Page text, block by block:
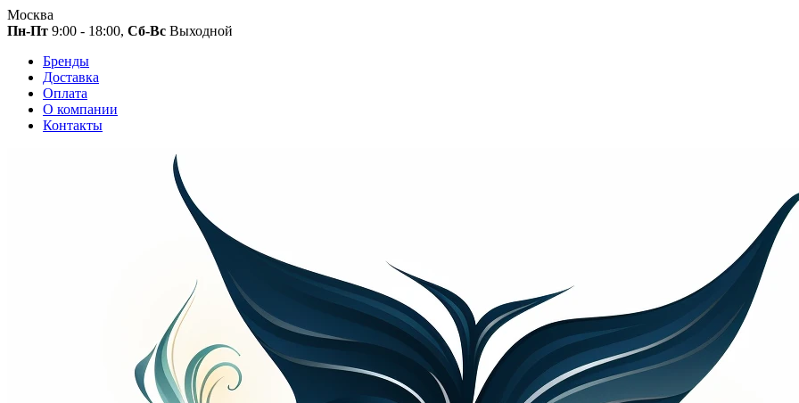
Москва
Пн-Пт 9:00 - 18:00, Сб-Вс Выходной
Бренды
Доставка
Оплата
О компании
Контакты